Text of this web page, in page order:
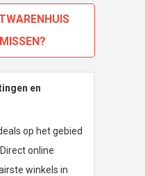
en
op het gebied
online
winkels in